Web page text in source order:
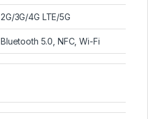
2G/3G/4G LTE/5G
Bluetooth 5.0, NFC, Wi-Fi